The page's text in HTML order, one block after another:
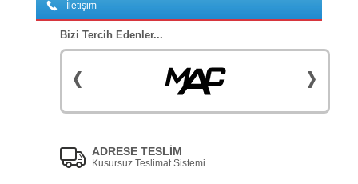
İletişim
Bizi Tercih Edenler...
ADRESE TESLİM
Kusursuz Teslimat Sistemi